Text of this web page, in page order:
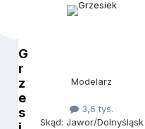
G
r
z
e
s
Modelarz
3,6 tys.
Skąd: Jawor/Dolnyśląsk